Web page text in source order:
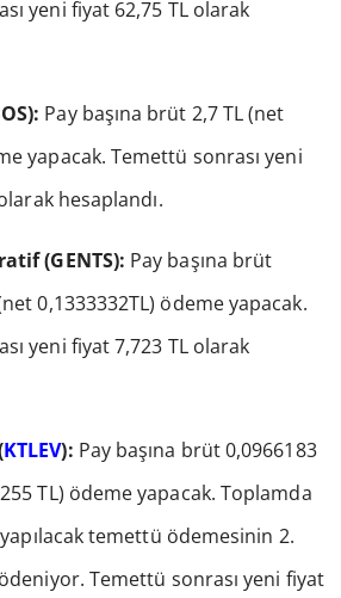
yeni fiyat 62,75 TL olarak
Pay başına brüt 2,7 TL (net
yapacak. Temettü sonrası yeni
hesaplandı.
(GENTS): Pay başına brüt
0,1333332TL) ödeme yapacak.
yeni fiyat 7,723 TL olarak
KTLEV): Pay başına brüt 0,0966183
TL) ödeme yapacak. Toplamda
temettü ödemesinin 2.
Temettü sonrası yeni fiyat